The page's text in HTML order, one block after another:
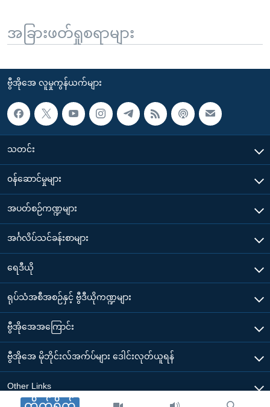
အခြားဖတ်ရှုစရာများ
ဗွီအိုအေ လူမှုကွန်ယက်များ
သတင်း
၀န်ဆောင်မှုများ
အပတ်စဉ်ကဏ္ဍများ
အင်္ဂလိပ်သင်ခန်းစာများ
ရေဒီယို
ရုပ်သံအစီအစဉ်နှင့် ဗွီဒီယိုကဏ္ဍများ
ဗွီအိုအေအကြောင်း
ဗွီအိုအေ မိုဘိုင်းလ်အက်ပ်များ ဒေါင်းလုတ်ယူရန်
Other Links